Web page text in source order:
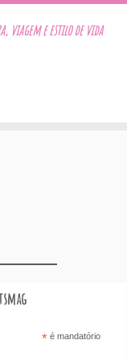
viagem e estilo de vida
*é mandatório